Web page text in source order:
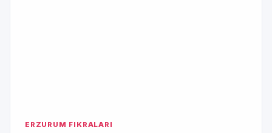
ERZURUM FIKRALARI